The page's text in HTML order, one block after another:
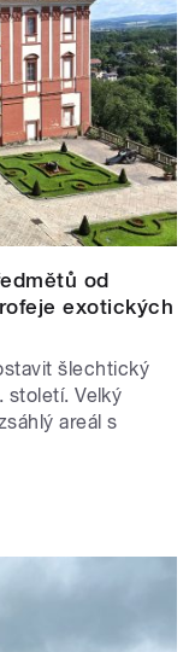
od
exotických
šlechtický
století. Velký
areál s